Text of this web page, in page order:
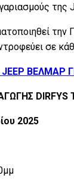
της
την
σε
ΒΕΛΜΑΡ
DIRFYS
2025